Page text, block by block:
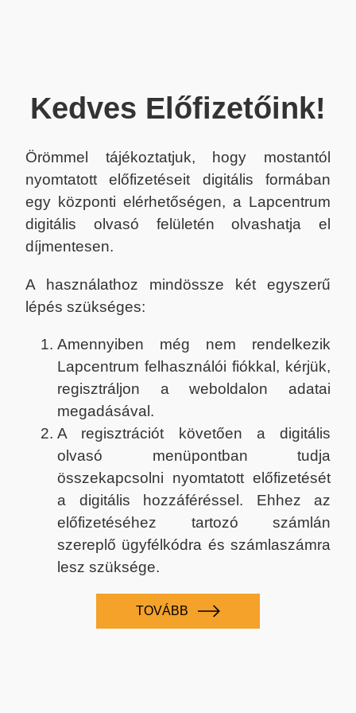
Kedves Előfizetőink!
Örömmel tájékoztatjuk, hogy mostantól
nyomtatott előfizetéseit digitális formában
egy központi elérhetőségen, a Lapcentrum
digitális olvasó felületén olvashatja el
díjmentesen.
A használathoz mindössze két egyszerű
lépés szükséges:
Amennyiben még nem rendelkezik
Lapcentrum felhasználói fiókkal, kérjük,
regisztráljon a weboldalon adatai
megadásával.
A regisztrációt követően a digitális
olvasó menüpontban tudja
összekapcsolni nyomtatott előfizetését
a digitális hozzáféréssel. Ehhez az
előfizetéséhez tartozó számlán
szereplő ügyfélkódra és számlaszámra
lesz szüksége.
TOVÁBB